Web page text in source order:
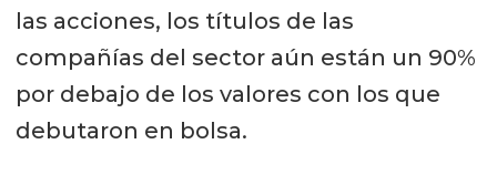
las acciones, los títulos de las
compañías del sector aún están un 90%
por debajo de los valores con los que
debutaron en bolsa.